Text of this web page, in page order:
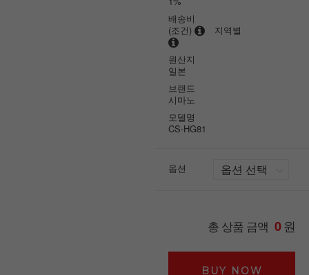
배송비
(조건)
지역별
원산지
일본
브랜드
시마노
모델명
CS-HG81
옵션
총 상품 금액 0원
BUY NOW